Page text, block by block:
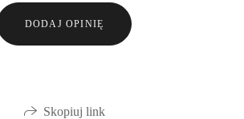
DODAJ OPINIĘ
Skopiuj link